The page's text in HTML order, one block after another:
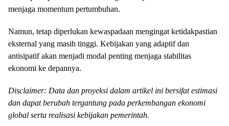
menjaga momentum pertumbuhan.
Namun, tetap diperlukan kewaspadaan mengingat ketidakpastian
eksternal yang masih tinggi. Kebijakan yang adaptif dan
antisipatif akan menjadi modal penting menjaga stabilitas
ekonomi ke depannya.
Disclaimer: Data dan proyeksi dalam artikel ini bersifat estimasi
dan dapat berubah tergantung pada perkembangan ekonomi
global serta realisasi kebijakan pemerintah.